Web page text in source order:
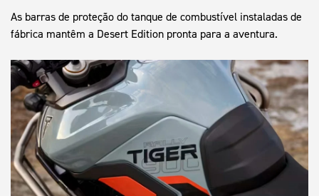
As barras de proteção do tanque de combustível instaladas de
fábrica mantêm a Desert Edition pronta para a aventura.